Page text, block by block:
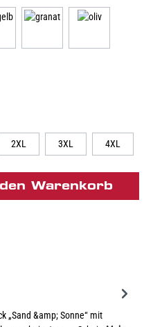
2XL 3XL 4XL
Warenkorb
„Sand &amp; Sonne“ mit